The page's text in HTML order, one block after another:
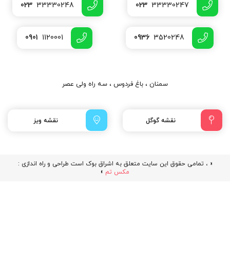
023 33330247
023 33330248
0936 3520248
0901 1120001
سمنان ، باغ فردوس ، سه راه ولی عصر
نقشه گوگل نقشه ویز
« ، تمامی حقوق این سایت متعلق به اشراق بوک است طراحی و راه اندازی :
مکس تم »